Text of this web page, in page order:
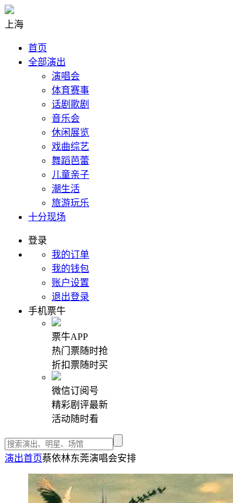
上海
首页
全部演出
演唱会
体育赛事
话剧歌剧
音乐会
休闲展览
戏曲综艺
舞蹈芭蕾
儿童亲子
潮生活
旅游玩乐
十分现场
登录
我的订单
我的钱包
账户设置
退出登录
手机票牛
票牛APP
热门票随时抢
折扣票随时买
微信订阅号
精彩剧评最新
活动随时看
演出首页蔡依林东莞演唱会安排